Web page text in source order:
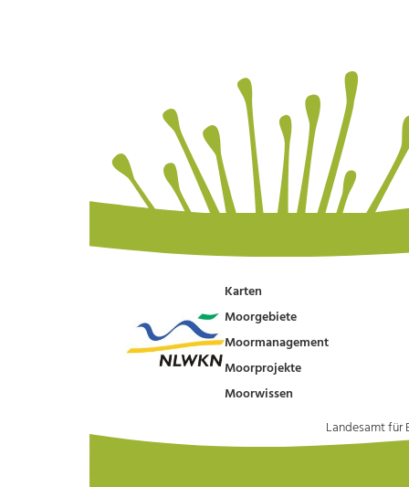
Karten
Moorgebiete
Moormanagement
Moorprojekte
Moorwissen
Landesamt für